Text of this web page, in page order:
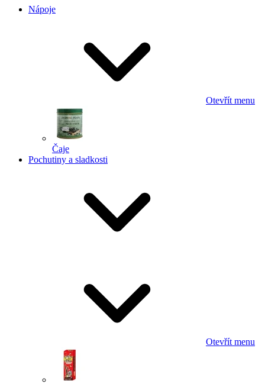
Nápoje
Otevřít menu
Čaje
Pochutiny a sladkosti
Otevřít menu